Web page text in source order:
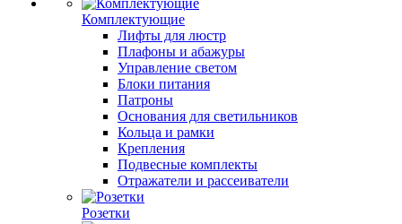
Комплектующие
Лифты для люстр
Плафоны и абажуры
Управление светом
Блоки питания
Патроны
Основания для светильников
Кольца и рамки
Крепления
Подвесные комплекты
Отражатели и рассеиватели
Розетки